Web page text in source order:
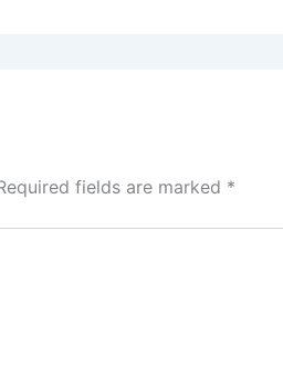
fields are marked *